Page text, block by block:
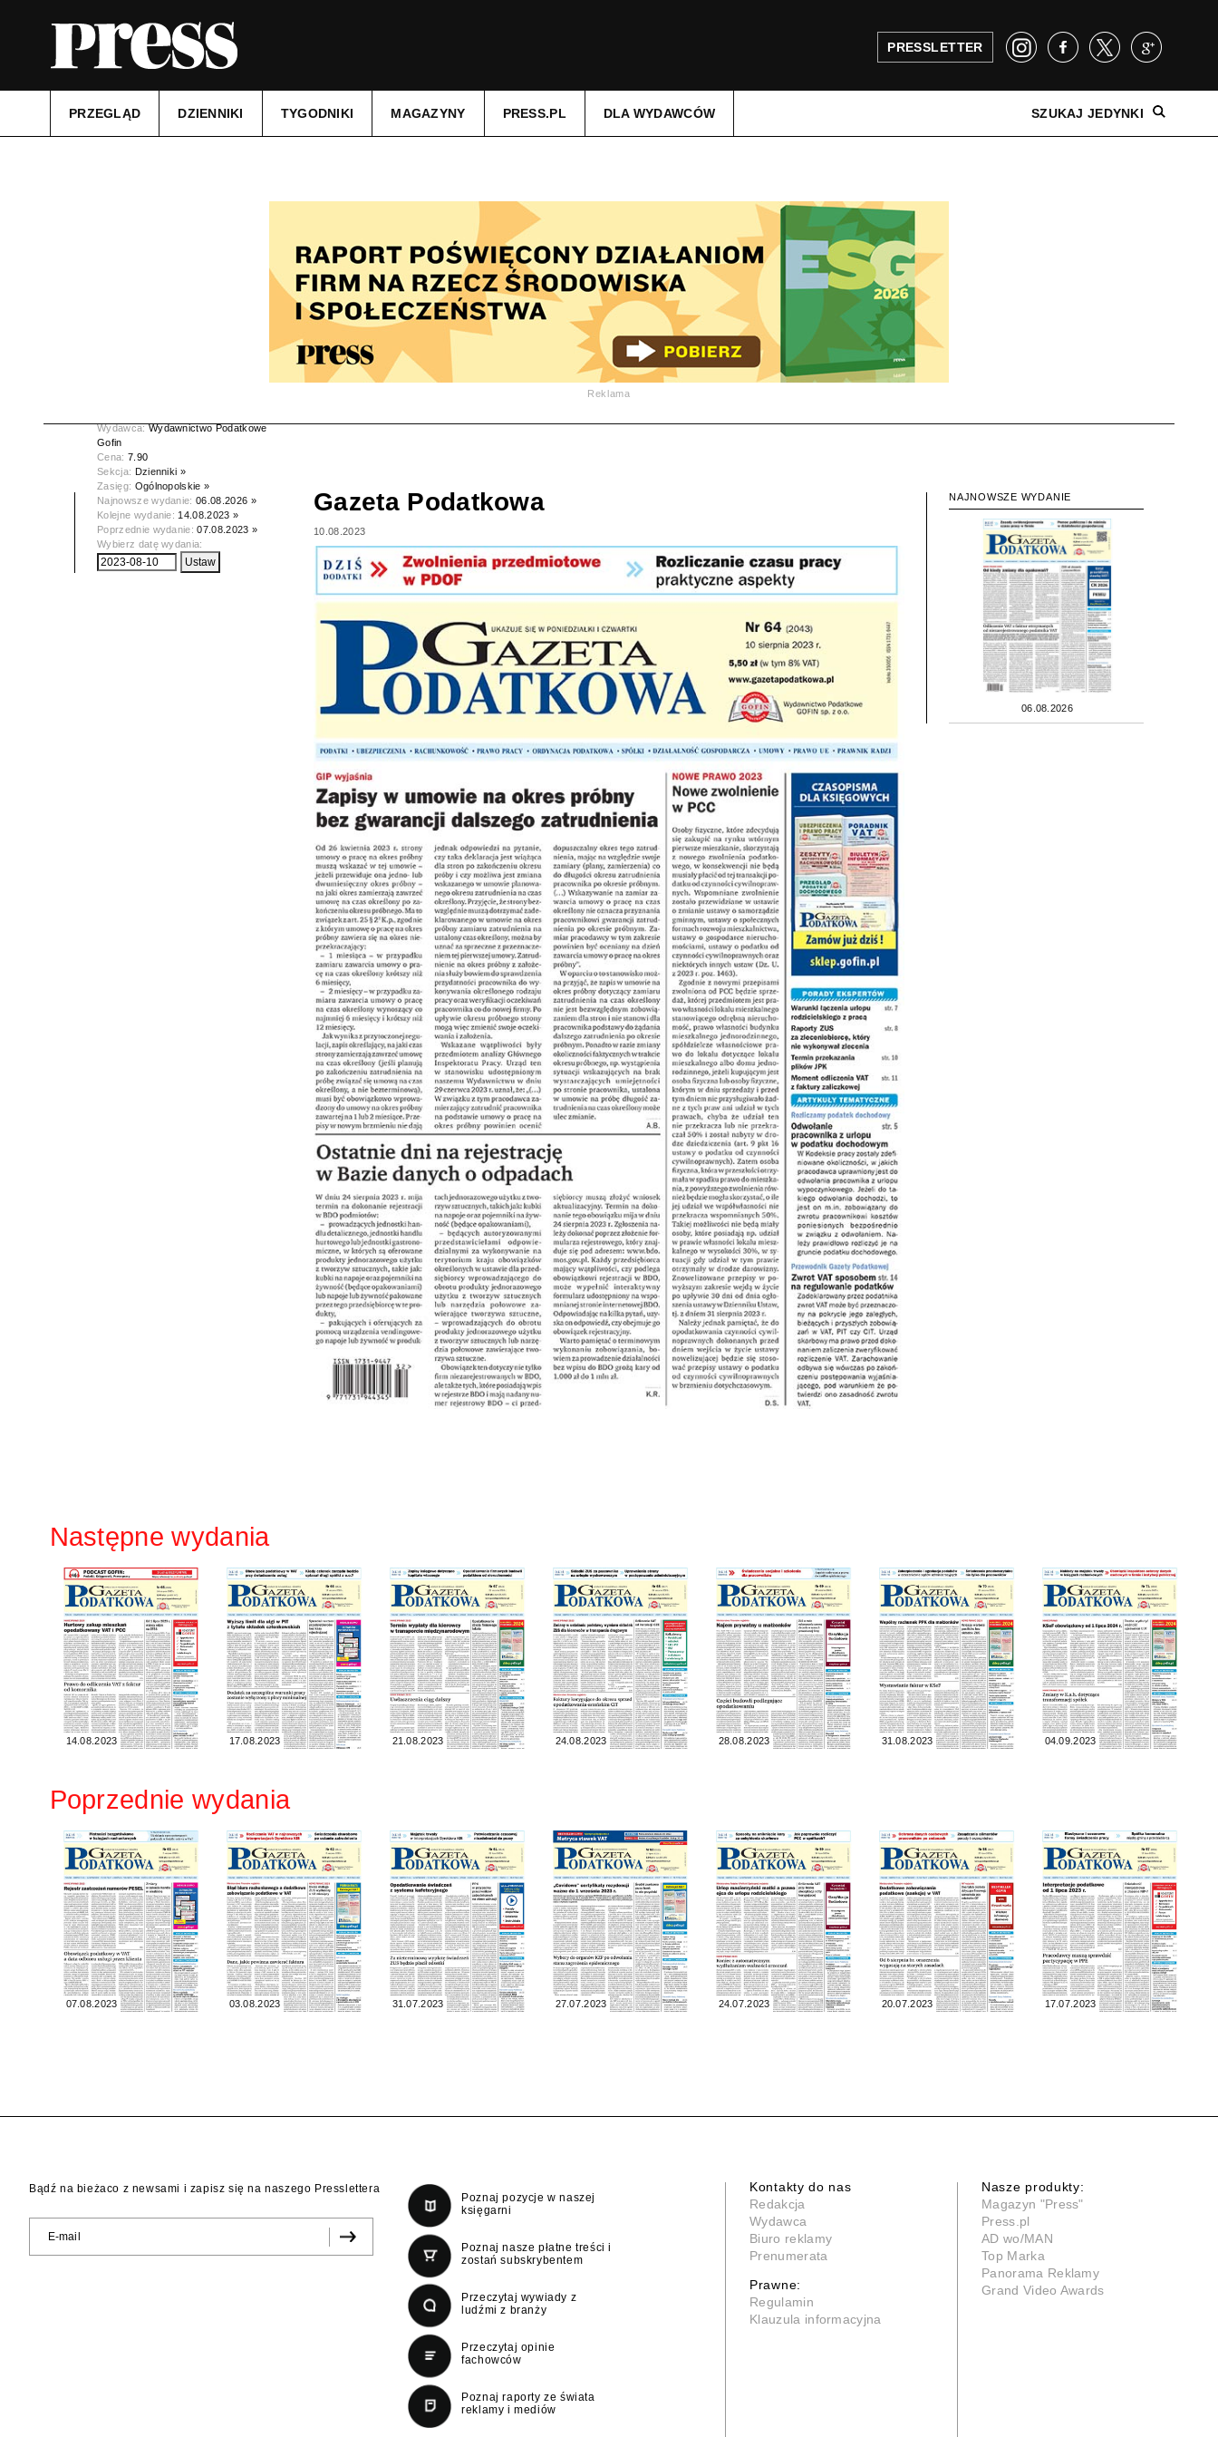
PRESSLETTER
PRZEGLĄD DZIENNIKI TYGODNIKI MAGAZYNY PRESS.PL DLA WYDAWCÓW SZUKAJ JEDYNKI
Reklama
Wydawca:Wydawnictwo Podatkowe
Gofin
Cena: 7.90
Sekcja: Dzienniki »
Zasięg: Ogólnopolskie »
Najnowsze wydanie:06.08.2026 »
Kolejne wydanie: 14.08.2023 »
Poprzednie wydanie:07.08.2023 »
Wybierz datę wydania:
Gazeta Podatkowa
10.08.2023
NAJNOWSZE WYDANIE
06.08.2026
Następne wydania
14.08.2023 17.08.2023 21.08.2023 24.08.2023 28.08.2023 31.08.2023 04.09.2023
Poprzednie wydania
07.08.2023 03.08.2023 31.07.2023 27.07.2023 24.07.2023 20.07.2023 17.07.2023
Bądź na bieżaco z newsami i zapisz się na naszego Presslettera
Poznaj pozycje w naszej
księgarni
Poznaj nasze płatne treści i
zostań subskrybentem
Przeczytaj wywiady z
ludźmi z branży
Przeczytaj opinie
fachowców
Poznaj raporty ze świata
reklamy i mediów
Kontakty do nas
Redakcja
Wydawca
Biuro reklamy
Prenumerata
Prawne:
Regulamin
Klauzula informacyjna
Nasze produkty:
Magazyn "Press"
Press.pl
AD wo/MAN
Top Marka
Panorama Reklamy
Grand Video Awards